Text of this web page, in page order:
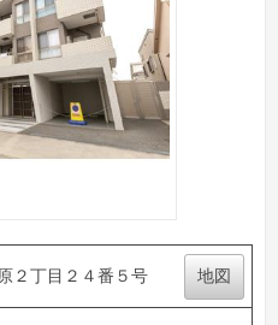
２丁目２４番５号 地図